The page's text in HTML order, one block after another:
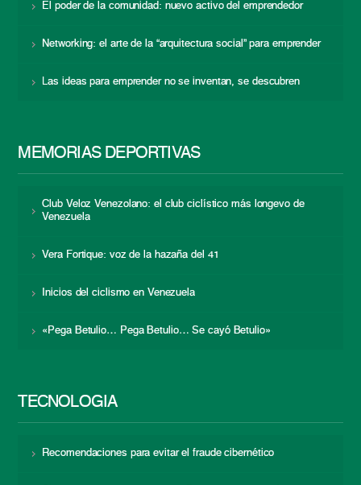
El poder de la comunidad: nuevo activo del emprendedor
Networking: el arte de la “arquitectura social” para emprender
Las ideas para emprender no se inventan, se descubren
MEMORIAS DEPORTIVAS
Club Veloz Venezolano: el club ciclístico más longevo de
Venezuela
Vera Fortique: voz de la hazaña del 41
Inicios del ciclismo en Venezuela
«Pega Betulio… Pega Betulio… Se cayó Betulio»
TECNOLOGÍA
Recomendaciones para evitar el fraude cibernético